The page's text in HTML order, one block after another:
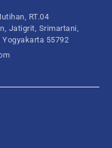
RT.04
Jatigrit, Srimartani,
55792